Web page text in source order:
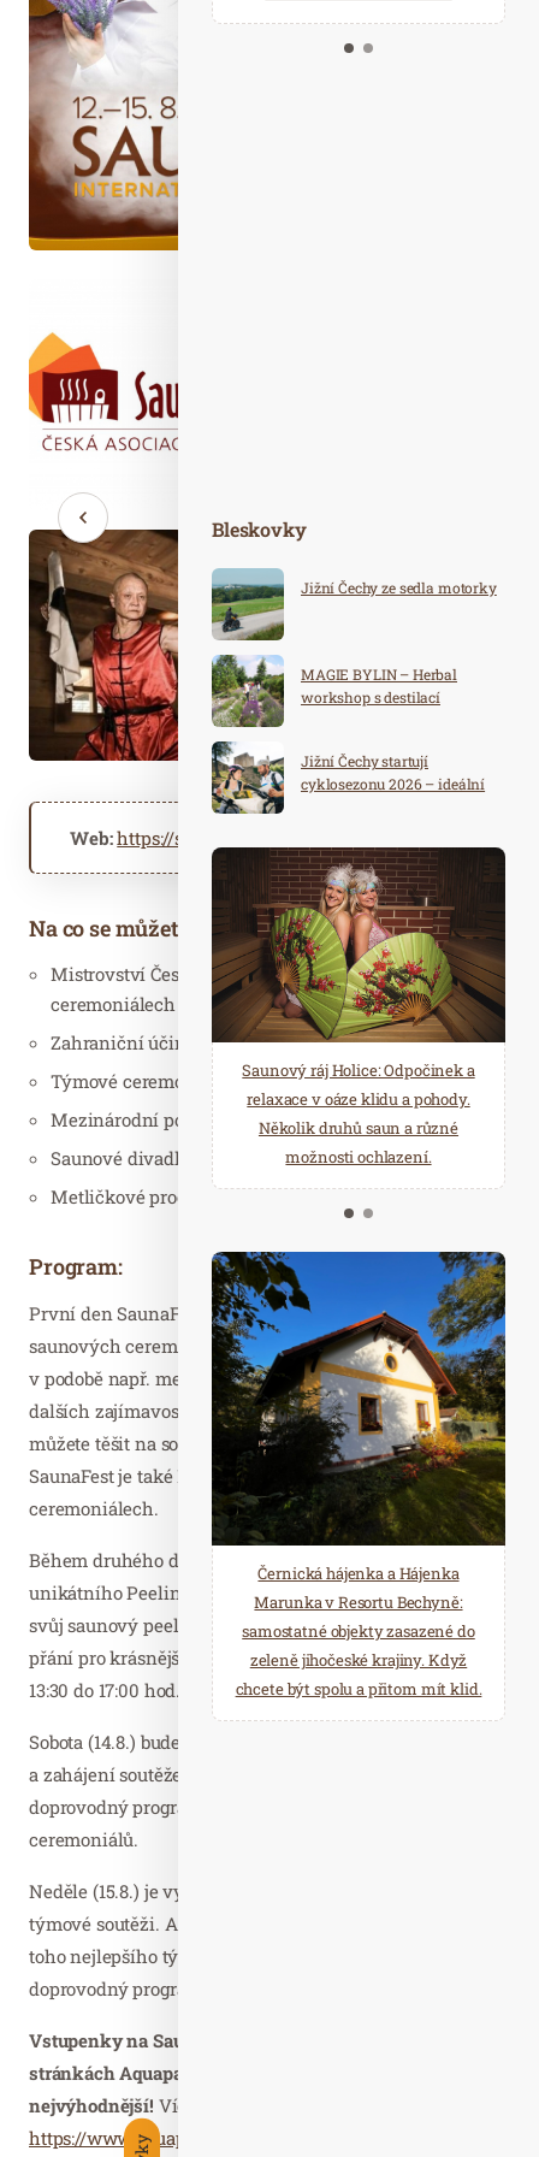
Kalendář událostí
Odebírejte náš newsletter
Web:https://saunafest.cz
Na co se můžete těšit:
Mistrovství České republiky v saunových
ceremoniálech
Zahraniční účinkující
Týmové ceremoniály
Mezinárodní porota
Saunové divadlo
Metličkové procedury
Program:
První den SaunaFestu (12.8.) přinese krom unikátních
saunových ceremoniálů či rituálů i doprovodný program
v podobě např. metličkových procedur a celou řadu
dalších zajímavostí. A samozřejmě se každých 45 minut
můžete těšit na soutěžní saunové ceremoniály, protože
SaunaFest je také Mistrostvím ČR v saunových
ceremoniálech.
Během druhého dne (13.8.) se můžete těšit na představení
unikátního Peelingového baru. Budete si moci vytvořit
svůj saunový peeling s výběrem ingrediencí dle Vašeho
přání pro krásnější pokožku. Bahenní lázně se konají od
13:30 do 17:00 hod.
Sobota (14.8.) bude ve znamení finále soutěže jednotlivců
a zahájení soutěže tymů. Dále je připraven velmi bohatý
doprovodný program a celá řada zajímavých a skvělých
ceremoniálů.
Neděle (15.8.) je vyhrazena soutěžním ceremoniálům v
týmové soutěži. A samozřejmě nebude chybět vyhlášení
toho nejlepšího týmu. A nebude chybět ani bohatý
doprovodný program.
Vstupenky na Saunafest můžete koupit přímo na
stránkách Aquapalace Praha. Předprodej je cenově
nejvýhodnější! Více na
https://www.aquapalace.cz/sekce/sauna-fest-2021/prodej
Bleskovky
Jižní Čechy ze sedla motorky
MAGIE BYLIN – Herbal
workshop s destilací
Jižní Čechy startují
cyklosezonu 2026 – ideální
Saunový ráj Holice: Odpočinek a
relaxace v oáze klidu a pohody.
Několik druhů saun a různé
možnosti ochlazení.
Spa Hotel Děvín: Odpočiňte si od
starostí všedních dnů a přijeďte
načerpat novou energii do
Mariánských Lázní.
Černická hájenka a Hájenka
Marunka v Resortu Bechyně:
samostatné objekty zasazené do
zeleně jihočeské krajiny. Když
chcete být spolu a přitom mít klid.